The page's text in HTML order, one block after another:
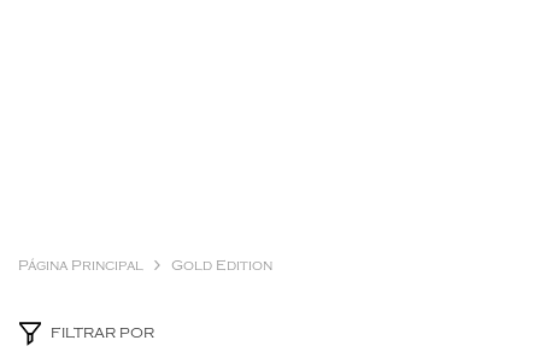
Página Principal Gold Edition
FILTRAR POR